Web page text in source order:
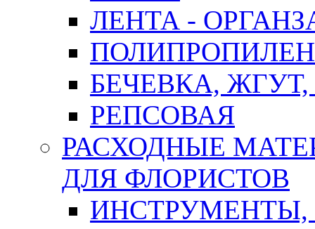
ЛЕНТА -
БЕЧЕВКА,
РЕПСОВАЯ
РАСХОДНЫЕ
ДЛЯ ФЛОРИСТОВ
ИНСТРУМЕНТЫ,